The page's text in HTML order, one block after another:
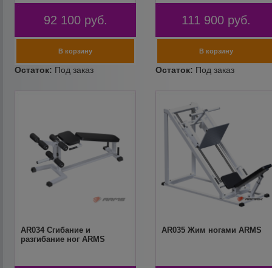
92 100 руб. 111 900 руб.
AR034 Сгибание и
разгибание ног ARMS
AR035 Жим ногами ARMS